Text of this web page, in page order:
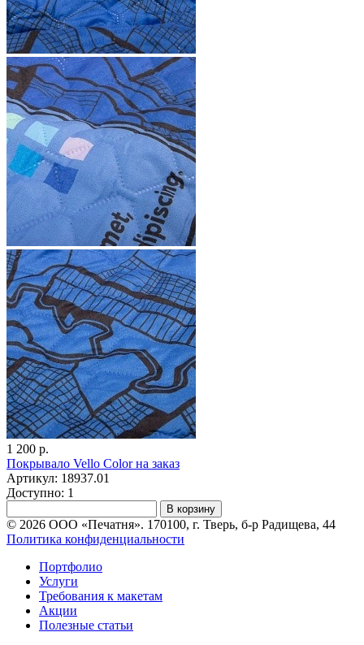
1 200 р.
Покрывало Vello Color на заказ
Артикул: 18937.01
Доступно: 1
В корзину
© 2026 ООО «Печатня». 170100, г. Тверь, б-р Радищева, 44
Политика конфиденциальности
Портфолио
Услуги
Требования к макетам
Акции
Полезные статьи